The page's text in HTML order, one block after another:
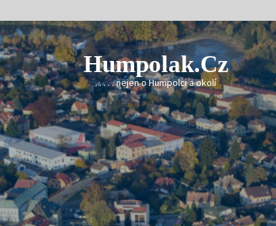
Humpolak.cz
. . . . . nejen o Humpolci a okolí